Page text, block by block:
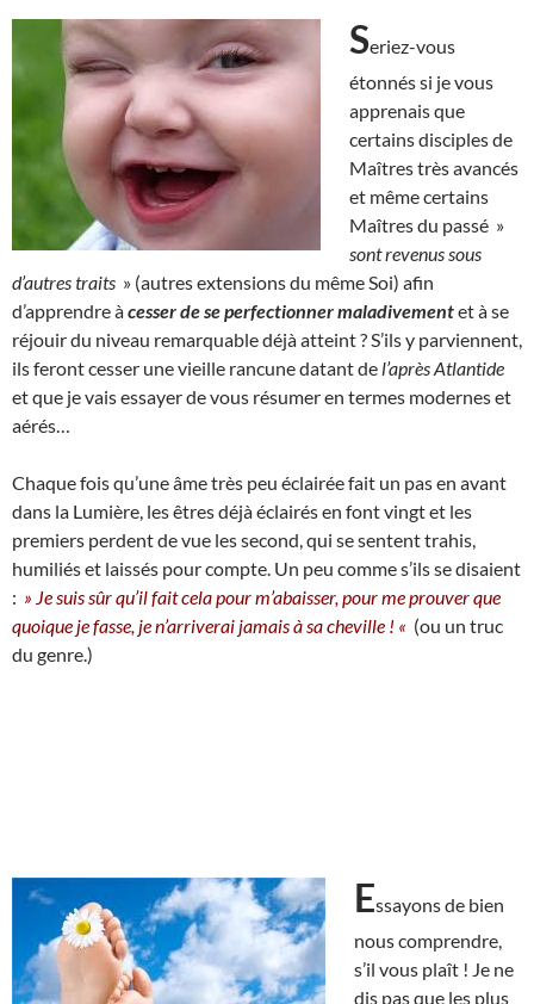
Seriez-vous
étonnés si je vous
apprenais que
certains disciples de
Maîtres très avancés
et même certains
Maîtres du passé »
sont revenus sous
d’autres traits » (autres extensions du même Soi) afin
d’apprendre àcesser de se perfectionner maladivementet à se
réjouir du niveau remarquable déjà atteint ? S’ils y parviennent,
ils feront cesser une vieille rancune datant de l’après Atlantide
et que je vais essayer de vous résumer en termes modernes et
aérés…
Chaque fois qu’une âme très peu éclairée fait un pas en avant
dans la Lumière, les êtres déjà éclairés en font vingt et les
premiers perdent de vue les second, qui se sentent trahis,
humiliés et laissés pour compte. Un peu comme s’ils se disaient
: » Je suis sûr qu’il fait cela pour m’abaisser, pour me prouver que
quoique je fasse, je n’arriverai jamais à sa cheville ! « (ou un truc
du genre.)
Essayons de bien
nous comprendre,
s’il vous plaît ! Je ne
dis pas que les plus